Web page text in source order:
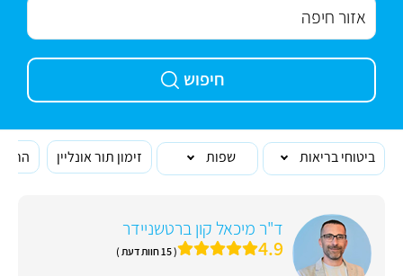
חיפוש
ביטוחי בריאות שפות זימון תור אונליין
ד"ר מיכאל קון ברטשניידר
4.9 ( 15 חוות דעת )